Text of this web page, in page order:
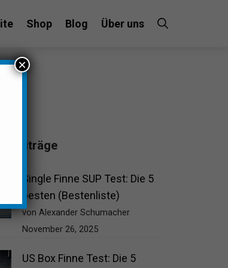
Shop Blog Über uns
Beiträge
Single Finne SUP Test: Die 5
besten (Bestenliste)
von Alexander Schumacher
November 26, 2025
US Box Finne Test: Die 5
×